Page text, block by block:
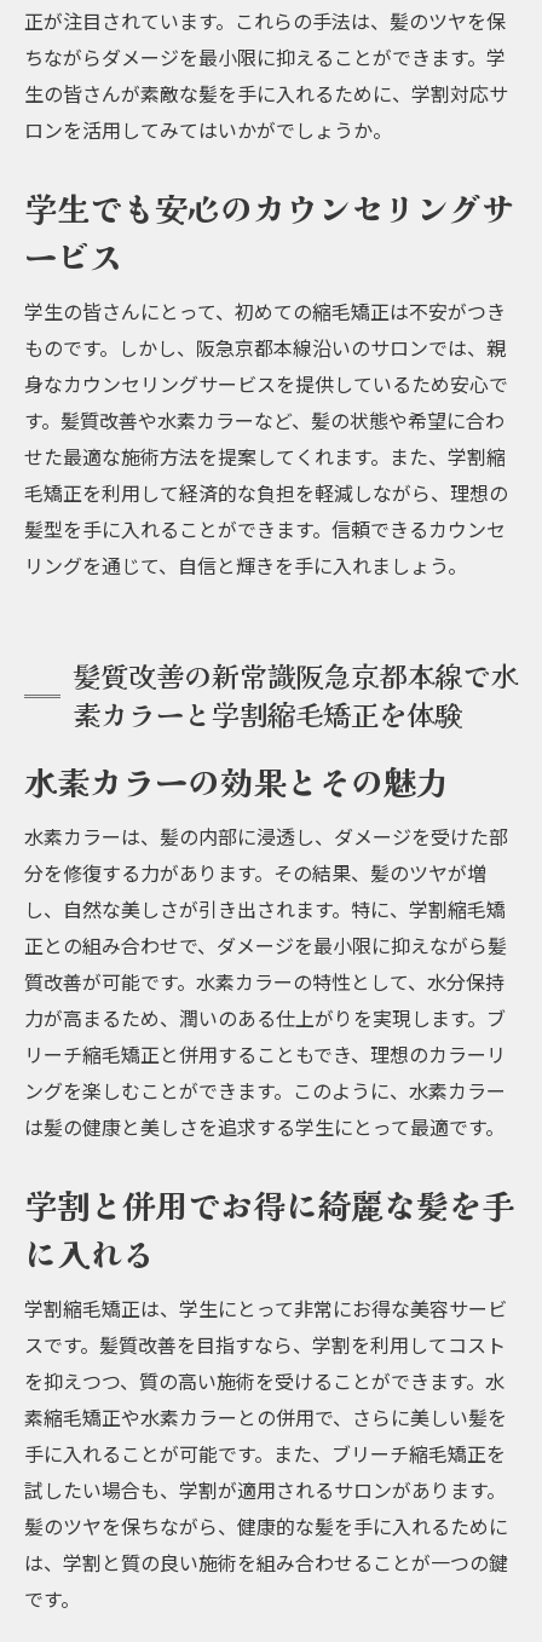
正が注目されています。これらの手法は、髪のツヤを保
ちながらダメージを最小限に抑えることができます。学
生の皆さんが素敵な髪を手に入れるために、学割対応サ
ロンを活用してみてはいかがでしょうか。
学生でも安心のカウンセリングサ
ービス
学生の皆さんにとって、初めての縮毛矯正は不安がつき
ものです。しかし、阪急京都本線沿いのサロンでは、親
身なカウンセリングサービスを提供しているため安心で
す。髪質改善や水素カラーなど、髪の状態や希望に合わ
せた最適な施術方法を提案してくれます。また、学割縮
毛矯正を利用して経済的な負担を軽減しながら、理想の
髪型を手に入れることができます。信頼できるカウンセ
リングを通じて、自信と輝きを手に入れましょう。
髪質改善の新常識阪急京都本線で水
素カラーと学割縮毛矯正を体験
水素カラーの効果とその魅力
水素カラーは、髪の内部に浸透し、ダメージを受けた部
分を修復する力があります。その結果、髪のツヤが増
し、自然な美しさが引き出されます。特に、学割縮毛矯
正との組み合わせで、ダメージを最小限に抑えながら髪
質改善が可能です。水素カラーの特性として、水分保持
力が高まるため、潤いのある仕上がりを実現します。ブ
リーチ縮毛矯正と併用することもでき、理想のカラーリ
ングを楽しむことができます。このように、水素カラー
は髪の健康と美しさを追求する学生にとって最適です。
学割と併用でお得に綺麗な髪を手
に入れる
学割縮毛矯正は、学生にとって非常にお得な美容サービ
スです。髪質改善を目指すなら、学割を利用してコスト
を抑えつつ、質の高い施術を受けることができます。水
素縮毛矯正や水素カラーとの併用で、さらに美しい髪を
手に入れることが可能です。また、ブリーチ縮毛矯正を
試したい場合も、学割が適用されるサロンがあります。
髪のツヤを保ちながら、健康的な髪を手に入れるために
は、学割と質の良い施術を組み合わせることが一つの鍵
です。